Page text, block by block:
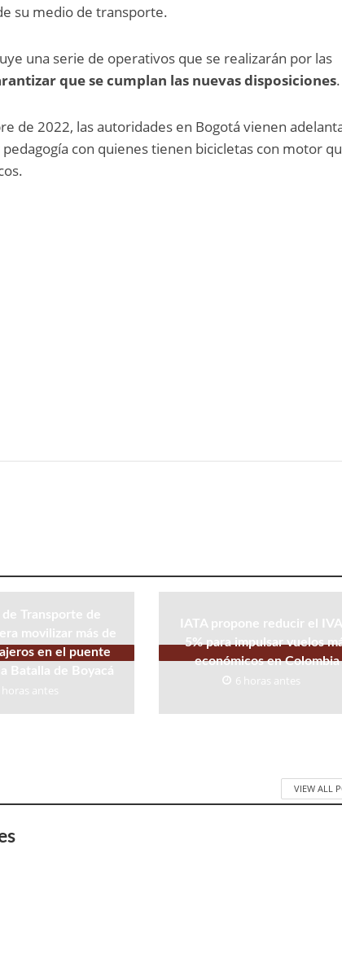
su medio de transporte.
una serie de operativos que se realizarán por las
que se cumplan las nuevas disposiciones.
de 2022, las autoridades en Bogotá vienen
con quienes tienen bicicletas con motor
de Transporte de
movilizar más de
en el puente
Batalla de Boyacá
horas antes
IATA propone reducir el IVA
5% para impulsar vuelos
económicos en Colombia
6 horas antes
VIEW ALL